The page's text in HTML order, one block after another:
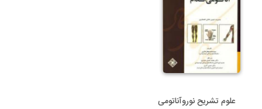
علوم تشریح نوروآناتومی